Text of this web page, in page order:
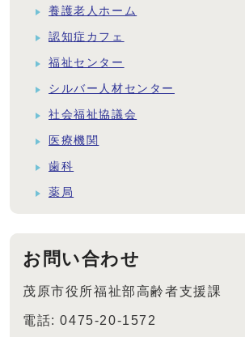
養護老人ホーム
認知症カフェ
福祉センター
シルバー人材センター
社会福祉協議会
医療機関
歯科
薬局
お問い合わせ
茂原市役所福祉部高齢者支援課
電話: 0475-20-1572